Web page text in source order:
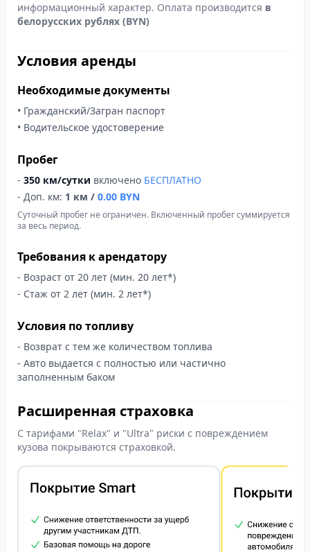
информационный характер. Оплата производится в
белорусских рублях (BYN)
Условия аренды
Необходимые документы
• Гражданский/Загран паспорт
• Водительское удостоверение
Пробег
- 350 км/сутки включено БЕСПЛАТНО
- Доп. км: 1 км / 0.00 BYN
Суточный пробег не ограничен. Включенный пробег суммируется
за весь период.
Требования к арендатору
- Возраст от 20 лет (мин. 20 лет*)
- Стаж от 2 лет (мин. 2 лет*)
Условия по топливу
- Возврат с тем же количеством топлива
- Авто выдается с полностью или частично
заполненным баком
Расширенная страховка
С тарифами "Relax" и "Ultra" риски с повреждением
кузова покрываются страховкой.